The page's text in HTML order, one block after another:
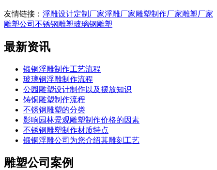
友情链接： 浮雕设计定制厂家浮雕厂家雕塑制作厂家雕塑厂家
雕塑公司 不锈钢雕塑玻璃钢雕塑
最新资讯
锻铜浮雕制作工艺流程
玻璃钢浮雕制作流程
公园雕塑设计制作以及摆放知识
铸铜雕塑制作流程
不锈钢雕塑的分类
影响园林景观雕塑制作价格的因素
不锈钢雕塑制作材质特点
锻铜浮雕公司为您介绍其雕刻工艺
雕塑公司案例